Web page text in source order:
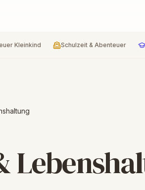
Kleinkind Schulzeit & Abenteuer